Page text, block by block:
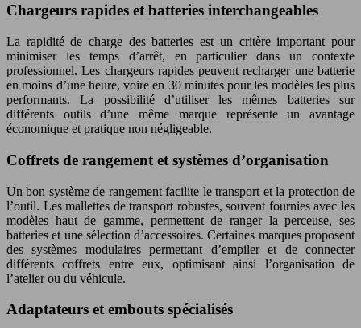
Chargeurs rapides et batteries interchangeables
La rapidité de charge des batteries est un critère important pour
minimiser les temps d’arrêt, en particulier dans un contexte
professionnel. Les chargeurs rapides peuvent recharger une batterie
en moins d’une heure, voire en 30 minutes pour les modèles les plus
performants. La possibilité d’utiliser les mêmes batteries sur
différents outils d’une même marque représente un avantage
économique et pratique non négligeable.
Coffrets de rangement et systèmes d’organisation
Un bon système de rangement facilite le transport et la protection de
l’outil. Les mallettes de transport robustes, souvent fournies avec les
modèles haut de gamme, permettent de ranger la perceuse, ses
batteries et une sélection d’accessoires. Certaines marques proposent
des systèmes modulaires permettant d’empiler et de connecter
différents coffrets entre eux, optimisant ainsi l’organisation de
l’atelier ou du véhicule.
Adaptateurs et embouts spécialisés